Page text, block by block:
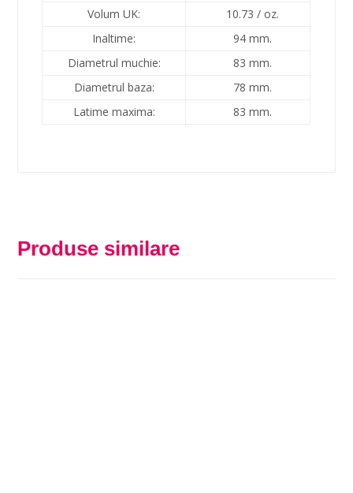
Volum UK:
10.73 / oz.
Inaltime:
94 mm.
Diametrul muchie:
83 mm.
Diametrul baza:
78 mm.
Latime maxima:
83 mm.
Produse similare